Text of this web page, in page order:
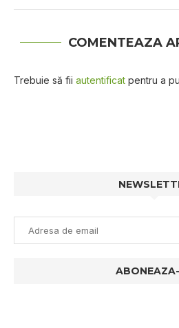
COMENTEAZA
Trebuie să fii autentificat pentru a